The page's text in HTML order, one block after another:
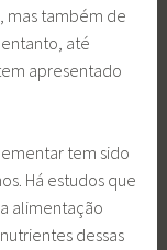
mas também de
entanto, até
apresentado
tem sido
Há estudos que
alimentação
dessas